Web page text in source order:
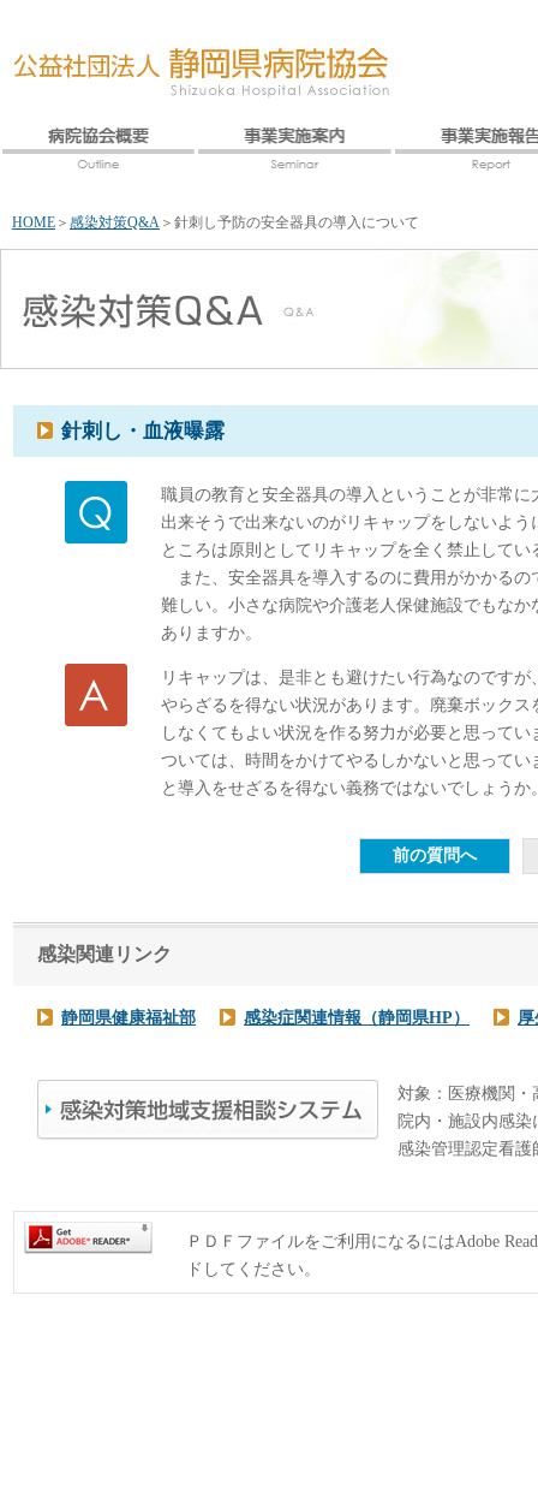
HOME ＞ 感染対策Q&A ＞ 針刺し予防の安全器具の導入について
針刺し・血液曝露
職員の教育と安全器具の導入ということが非常
出来そうで出来ないのがリキャップをしないよ
ところは原則としてリキャップを全く禁止して
また、安全器具を導入するのに費用がかかるの
難しい。小さな病院や介護老人保健施設でもな
ありますか。
リキャップは、是非とも避けたい行為なのです
やらざるを得ない状況があります。廃棄ボック
しなくてもよい状況を作る努力が必要と思って
ついては、時間をかけてやるしかないと思って
と導入をせざるを得ない義務ではないでしょうか
感染関連リンク
静岡県健康福祉部 感染症関連情報（静岡県HP）
対象：医療機関・
院内・施設内感
感染管理認定看
ＰＤＦファイルをご利用になるにはAdobe
ドしてください。